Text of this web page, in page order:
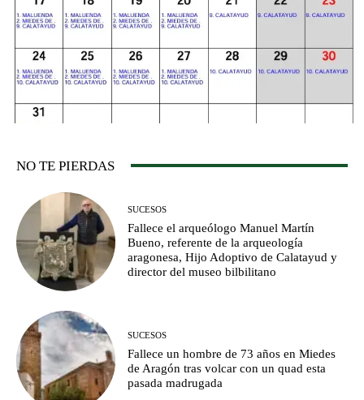
NO TE PIERDAS
SUCESOS
Fallece el arqueólogo Manuel Martín
Bueno, referente de la arqueología
aragonesa, Hijo Adoptivo de Calatayud y
director del museo bilbilitano
SUCESOS
Fallece un hombre de 73 años en Miedes
de Aragón tras volcar con un quad esta
pasada madrugada